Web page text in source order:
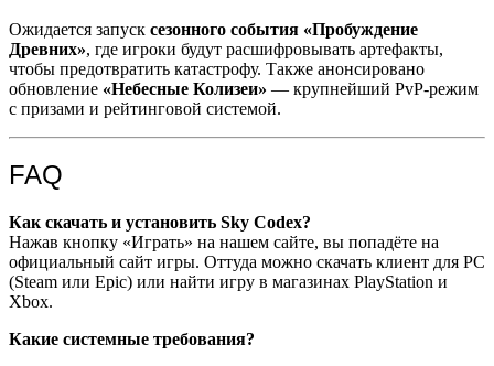
Ожидается запуск сезонного события «Пробуждение
Древних», где игроки будут расшифровывать артефакты,
чтобы предотвратить катастрофу. Также анонсировано
обновление «Небесные Колизеи» — крупнейший PvP-режим
с призами и рейтинговой системой.
FAQ
Как скачать и установить Sky Codex?
Нажав кнопку «Играть» на нашем сайте, вы попадёте на
официальный сайт игры. Оттуда можно скачать клиент для PC
(Steam или Epic) или найти игру в магазинах PlayStation и
Xbox.
Какие системные требования?